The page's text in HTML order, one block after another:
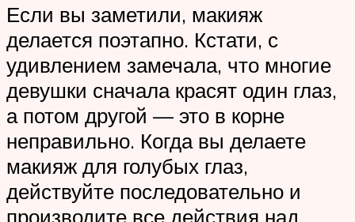
Если вы заметили, макияж
делается поэтапно. Кстати, с
удивлением замечала, что многие
девушки сначала красят один глаз,
а потом другой — это в корне
неправильно. Когда вы делаете
макияж для голубых глаз,
действуйте последовательно и
производите все действия над